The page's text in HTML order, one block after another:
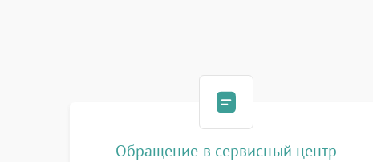
Обращение в сервисный центр